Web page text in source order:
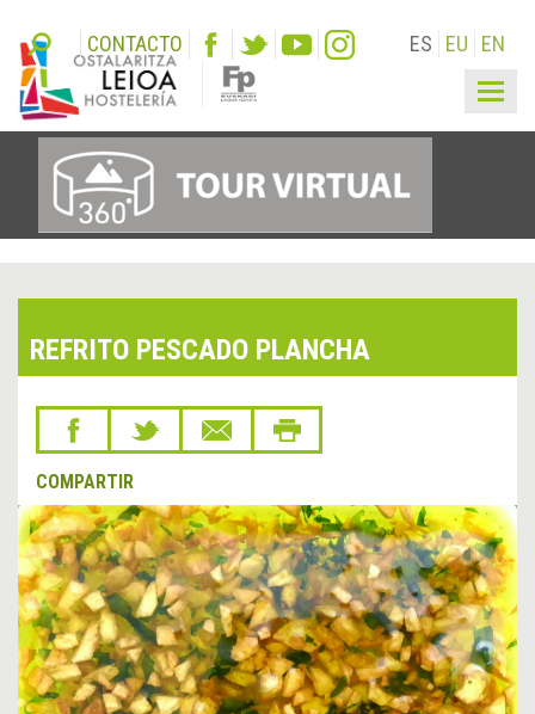
CONTACTO ES EU EN
REFRITO PESCADO PLANCHA
COMPARTIR